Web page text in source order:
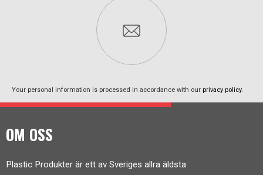
Your personal information is processed in accordance with our privacy policy.
OM OSS
Plastic Produkter är ett av Sveriges allra äldsta